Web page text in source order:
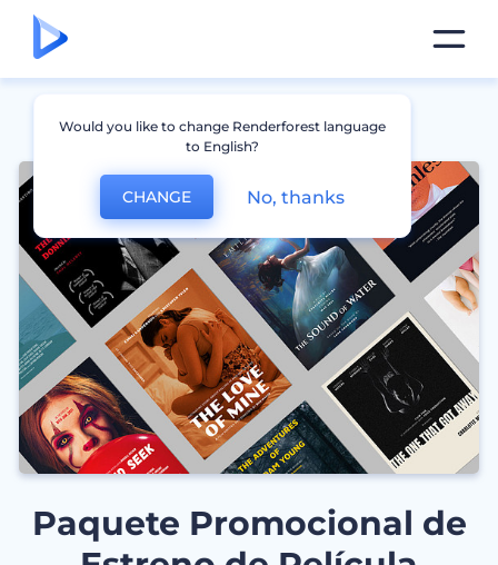
Paquete Promocional de
Would you like to change Renderforest language
to English?
CHANGE No, thanks